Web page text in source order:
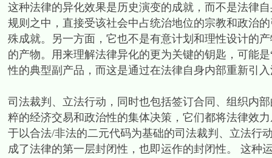
这种法律的异化效果是历史演变的成就，而不是法律
规则之中，直接受该社会中占统治地位的宗教和政治
殊成就。另一方面，它也不是有意计划和理性设计的
的产物。用来理解法律异化的更为关键的钥匙，可能
性的典型副产品，而这是通过在法律自身内部重新引
司法裁判、立法行动，同时也包括签订合同、组织内
粹的经济交易和政治性的集体决策，它们都将法律效
于以合法/非法的二元代码为基础的司法裁判、立法行
成了法律的第一层封闭性，也即运作的封闭性。 这种